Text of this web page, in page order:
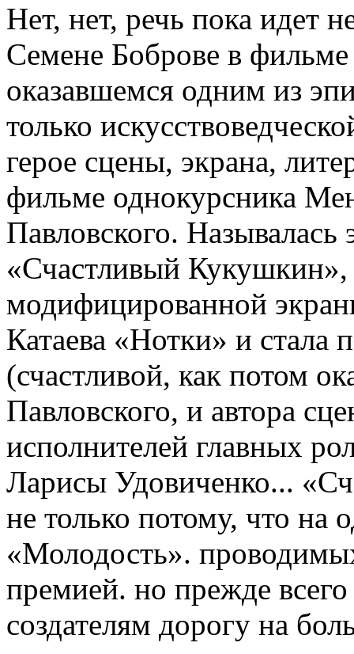
Нет, нет, речь пока идет
Семене Боброве в
оказавшемся одним из
только
герое сцены, экрана,
фильме однокурсника
Павловского. Называлась
«Счастливый Кукушкин»,
модифицированной
Катаева «Нотки» и стала
(счастливой, как потом
Павловского, и автора
исполнителей главных
Ларисы Удовиченко...
не только потому, что на
«Молодость».
премией. но прежде
создателям дорогу на